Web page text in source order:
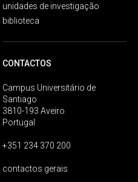
unidades de investigação
biblioteca
CONTACTOS
Campus Universitário de
Santiago
3810-193 Aveiro
Portugal
+351 234 370 200
contactos gerais